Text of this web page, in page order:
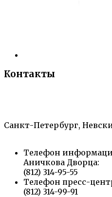
Контакты
Санкт-Петербург,
Телефон
Аничкова Дворца:
(812) 314-95-55
Телефон пресс-
(812) 314-99-91